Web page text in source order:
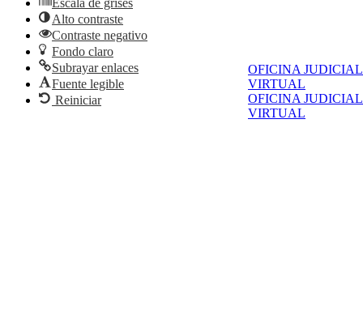
OFICINA JUDICIAL
VIRTUAL
OFICINA JUDICIAL
VIRTUAL
Escala de grises
Alto contraste
Contraste negativo
Fondo claro
Subrayar enlaces
Fuente legible
Reiniciar